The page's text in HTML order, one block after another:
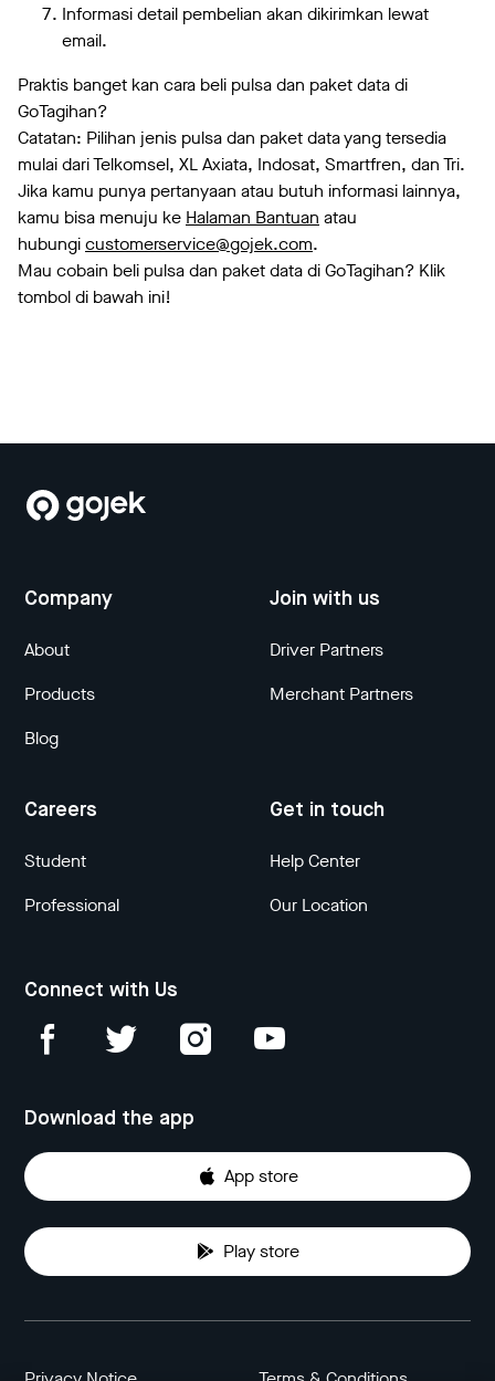
Informasi detail pembelian akan dikirimkan lewat
email.
Praktis banget kan cara beli pulsa dan paket data di
GoTagihan?
Catatan: Pilihan jenis pulsa dan paket data yang tersedia
mulai dari Telkomsel, XL Axiata, Indosat, Smartfren, dan Tri.
Jika kamu punya pertanyaan atau butuh informasi lainnya,
kamu bisa menuju ke Halaman Bantuan atau
hubungicustomerservice@gojek.com.
Mau cobain beli pulsa dan paket data di GoTagihan? Klik
tombol di bawah ini!
Company
About
Products
Blog
Join with us
Driver Partners
Merchant Partners
Careers
Student
Professional
Get in touch
Help Center
Our Location
Connect with Us
Download the app
App store
Play store